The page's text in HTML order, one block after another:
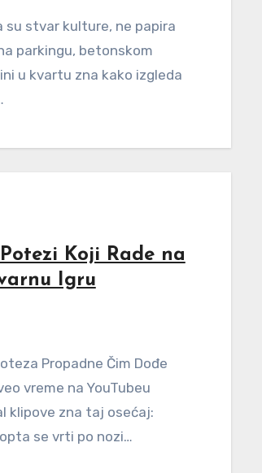
su stvar kulture, ne papira
parkingu, betonskom
u kvartu zna kako izgleda
Koji Rade na
Igru
Propadne Čim Dođe
vreme na YouTubeu
klipove zna taj osećaj:
se vrti po nozi…